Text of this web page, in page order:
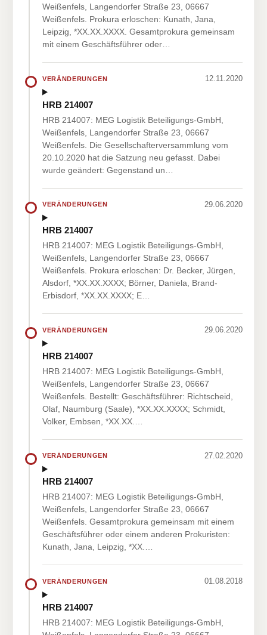
Weißenfels, Langendorfer Straße 23, 06667
Weißenfels. Prokura erloschen: Kunath, Jana,
Leipzig, *XX.XX.XXXX. Gesamtprokura gemeinsam
mit einem Geschäftsführer oder…
VERÄNDERUNGEN 12.11.2020
HRB 214007
HRB 214007: MEG Logistik Beteiligungs-GmbH,
Weißenfels, Langendorfer Straße 23, 06667
Weißenfels. Die Gesellschafterversammlung vom
20.10.2020 hat die Satzung neu gefasst. Dabei
wurde geändert: Gegenstand un…
VERÄNDERUNGEN 29.06.2020
HRB 214007
HRB 214007: MEG Logistik Beteiligungs-GmbH,
Weißenfels, Langendorfer Straße 23, 06667
Weißenfels. Prokura erloschen: Dr. Becker, Jürgen,
Alsdorf, *XX.XX.XXXX; Börner, Daniela, Brand-
Erbisdorf, *XX.XX.XXXX; E…
VERÄNDERUNGEN 29.06.2020
HRB 214007
HRB 214007: MEG Logistik Beteiligungs-GmbH,
Weißenfels, Langendorfer Straße 23, 06667
Weißenfels. Bestellt: Geschäftsführer: Richtscheid,
Olaf, Naumburg (Saale), *XX.XX.XXXX; Schmidt,
Volker, Embsen, *XX.XX.…
VERÄNDERUNGEN 27.02.2020
HRB 214007
HRB 214007: MEG Logistik Beteiligungs-GmbH,
Weißenfels, Langendorfer Straße 23, 06667
Weißenfels. Gesamtprokura gemeinsam mit einem
Geschäftsführer oder einem anderen Prokuristen:
Kunath, Jana, Leipzig, *XX.…
VERÄNDERUNGEN 01.08.2018
HRB 214007
HRB 214007: MEG Logistik Beteiligungs-GmbH,